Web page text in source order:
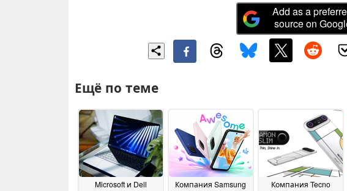
Add as a
source on
Ещё по теме
Microsoft и Dell
Компания Samsung
Компания Tecno